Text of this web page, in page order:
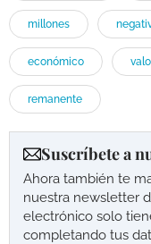
millones
económico
remanente
Suscríbete a
Ahora también te
nuestra newsletter
electrónico solo
completando tus